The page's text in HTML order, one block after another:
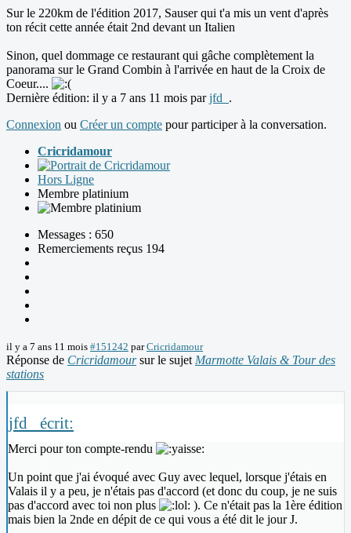
Sur le 220km de l'édition 2017, Sauser qui t'a mis un vent d'après
ton récit cette année était 2nd devant un Italien
Sinon, quel dommage ce restaurant qui gâche complètement la
panorama sur le Grand Combin à l'arrivée en haut de la Croix de
Coeur....
Dernière édition: il y a 7 ans 11 mois parjfd_ .
Connexion ou Créer un compte pour participer à la conversation.
Cricridamour
Hors Ligne
Membre platinium
Messages : 650
Remerciements reçus 194
il y a 7 ans 11 mois #151242 parCricridamour
Réponse de Cricridamoursur le sujet Marmotte Valais & Tour des
stations
jfd_ écrit:
Merci pour ton compte-rendu
Un point que j'ai évoqué avec Guy avec lequel, lorsque j'étais en
Valais il y a peu, je n'étais pas d'accord (et donc du coup, je ne suis
pas d'accord avec toi non plus
). Ce n'était pas la 1ère édition
mais bien la 2nde en dépit de ce qui vous a été dit le jour J.